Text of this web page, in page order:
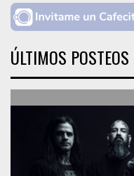
ÚLTIMOS POSTEOS